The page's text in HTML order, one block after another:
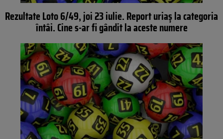
Rezultate Loto 6/49, joi 23 iulie. Report uriaș la categoria
întâi. Cine s-ar fi gândit la aceste numere